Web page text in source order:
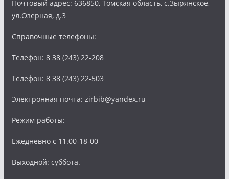
Почтовый адрес: 636850, Томская область, с.Зырянское,
ул.Озерная, д.3
Справочные телефоны:
Телефон: 8 38 (243) 22-208
Телефон: 8 38 (243) 22-503
Электронная почта: zirbib@yandex.ru
Режим работы:
Ежедневно с 11.00-18-00
Выходной: суббота.